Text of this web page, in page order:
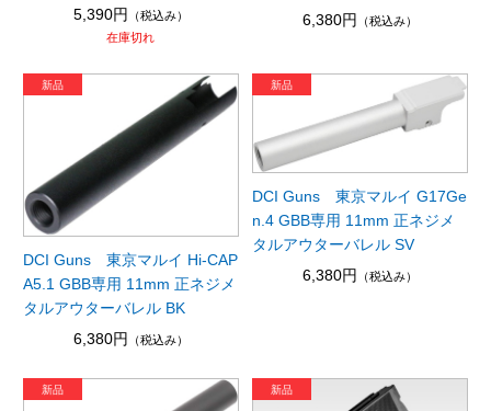
5,390円
（税込み）
在庫切れ
6,380円
（税込み）
DCI Guns 東京マルイ Hi-CAP
A5.1 GBB専用 11mm 正ネジメ
タルアウターバレル BK
6,380円 （税込み）
DCI Guns 東京マルイ G17Ge
n.4 GBB専用 11mm 正ネジメ
タルアウターバレル SV
6,380円
（税込み）